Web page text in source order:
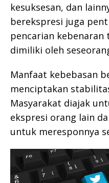
kesuksesan, dan
berekspresi juga
pencarian kebenaran
dimiliki oleh
Manfaat kebebasan
menciptakan
Masyarakat diajak
ekspresi orang lain
untuk meresponnya